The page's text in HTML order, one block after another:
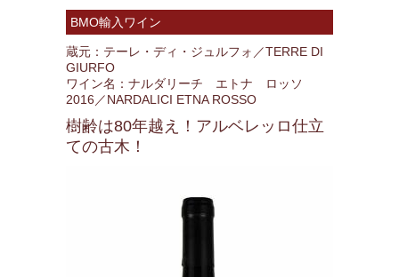
BMO輸入ワイン
蔵元：テーレ・ディ・ジュルフォ／TERRE DI
GIURFO
ワイン名：ナルダリーチ エトナ ロッソ
2016／NARDALICI ETNA ROSSO
樹齢は80年越え！アルベレッロ仕立
ての古木！